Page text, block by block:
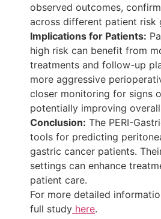
observed outcomes,
across different patient risk
Implications for Patients:
high risk can benefit from
treatments and follow-up
more aggressive
closer monitoring for signs
potentially improving
Conclusion: The PERI-
tools for predicting
gastric cancer patients.
settings can enhance
patient care.
For more detailed
full study here.